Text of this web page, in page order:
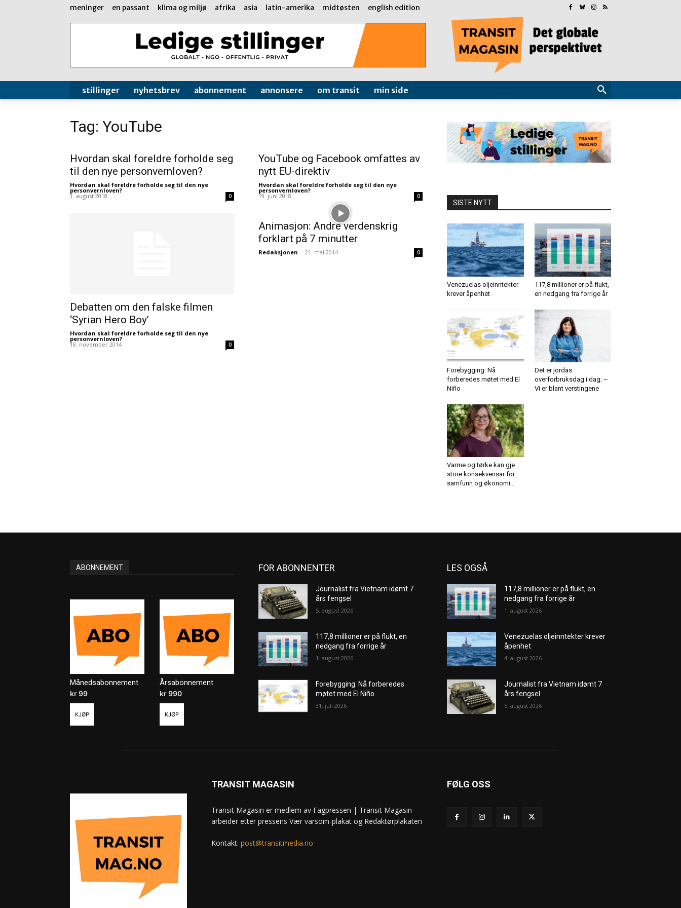
meninger en passant klima og miljø afrika asia latin-amerika midtøsten english edition
stillinger nyhetsbrev abonnement annonsere om transit min side
Tag: YouTube
Hvordan skal foreldre forholde seg
til den nye personvernloven?
Hvordan skal foreldre forholde seg til den nye
personvernloven? -
1. august 2018 0
YouTube og Facebook omfattes av
nytt EU-direktiv
Hvordan skal foreldre forholde seg til den nye
personvernloven? -
19. juni 2018 0
Debatten om den falske filmen
‘Syrian Hero Boy’
Hvordan skal foreldre forholde seg til den nye
personvernloven? -
18. november 2014 0
Animasjon: Andre verdenskrig
forklart på 7 minutter
Redaksjonen - 21. mai 2014 0
SISTE NYTT
Venezuelas oljeinntekter
krever åpenhet
117,8 millioner er på flukt,
en nedgang fra forrige år
Forebygging: Nå
forberedes møtet med El
Niño
Det er jordas
overforbruksdag i dag: –
Vi er blant verstingene
Varme og tørke kan gje
store konsekvensar for
samfunn og økonomi...
ABONNEMENT
Månedsabonnement
kr99
KJØP
Årsabonnement
kr990
KJØP
FOR ABONNENTER
Journalist fra Vietnam idømt 7
års fengsel
5. august 2026
117,8 millioner er på flukt, en
nedgang fra forrige år
1. august 2026
Forebygging: Nå forberedes
møtet med El Niño
31. juli 2026
LES OGSÅ
117,8 millioner er på flukt, en
nedgang fra forrige år
1. august 2026
Venezuelas oljeinntekter krever
åpenhet
4. august 2026
Journalist fra Vietnam idømt 7
års fengsel
5. august 2026
TRANSIT MAGASIN
Transit Magasin er medlem av Fagpressen | Transit Magasin
arbeider etter pressens Vær varsom-plakat og Redaktørplakaten
Kontakt: post@transitmedia.no
FØLG OSS